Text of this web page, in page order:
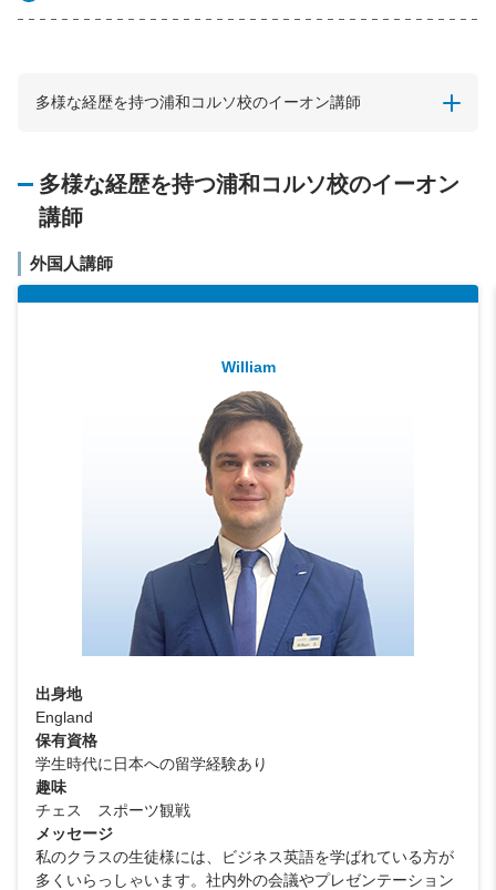
多様な経歴を持つ浦和コルソ校のイーオン講師
多様な経歴を持つ浦和コルソ校のイーオン
講師
外国人講師
William
出身地
England
保有資格
学生時代に日本への留学経験あり
趣味
チェス スポーツ観戦
メッセージ
私のクラスの生徒様には、ビジネス英語を学ばれている方が
多くいらっしゃいます。社内外の会議やプレゼンテーション